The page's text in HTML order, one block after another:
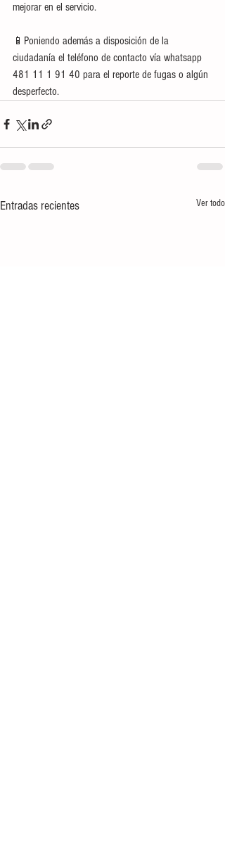
mejorar en el servicio.
📱Poniendo además a disposición de la
ciudadanía el teléfono de contacto vía whatsapp
481 11 1 91 40 para el reporte de fugas o algún
desperfecto.
Entradas recientes Ver todo